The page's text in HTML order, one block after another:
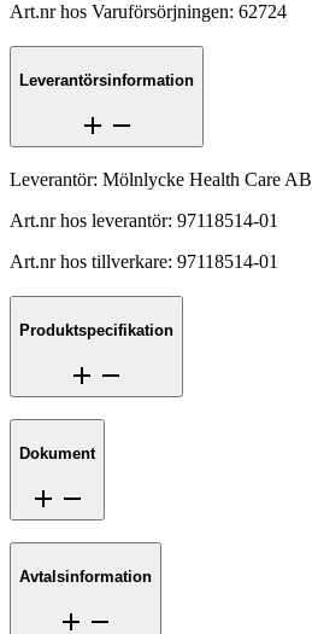
Art.nr hos Varuförsörjningen: 62724
Leverantörsinformation
Leverantör: Mölnlycke Health Care AB
Art.nr hos leverantör: 97118514-01
Art.nr hos tillverkare: 97118514-01
Produktspecifikation
Dokument
Avtalsinformation